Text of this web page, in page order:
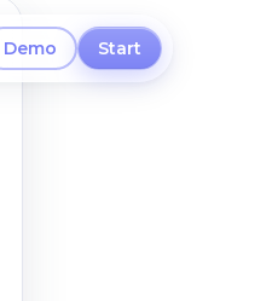
Demo Start